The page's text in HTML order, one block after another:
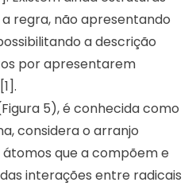
regra, não apresentando
a descrição
por apresentarem
5), é conhecida como
considera o arranjo
que a compõem e
interações entre radicais